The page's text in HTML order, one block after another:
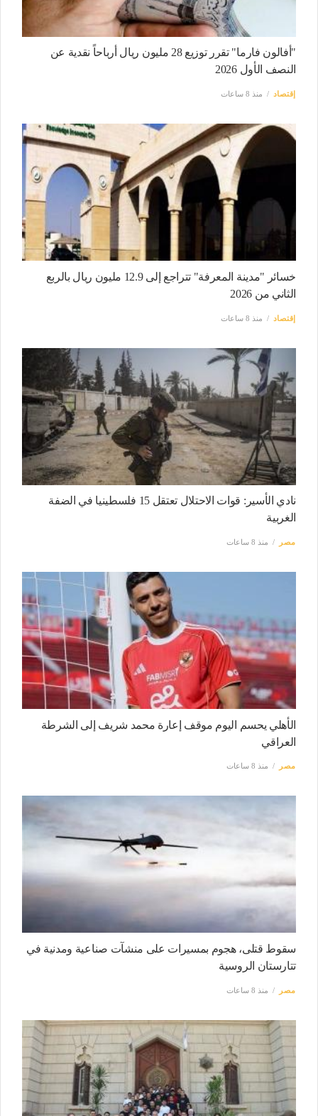
"أفالون فارما" تقرر توزيع 28 مليون ريال أرباحاً نقدية عن
النصف الأول 2026
إقتصاد منذ 8 ساعات
خسائر "مدينة المعرفة" تتراجع إلى 12.9 مليون ريال بالربع
الثاني من 2026
إقتصاد منذ 8 ساعات
نادي الأسير: قوات الاحتلال تعتقل 15 فلسطينيا في الضفة
الغربية
مصر منذ 8 ساعات
الأهلي يحسم اليوم موقف إعارة محمد شريف إلى الشرطة
العراقي
مصر منذ 8 ساعات
سقوط قتلى، هجوم بمسيرات على منشآت صناعية ومدنية في
تتارستان الروسية
مصر منذ 8 ساعات